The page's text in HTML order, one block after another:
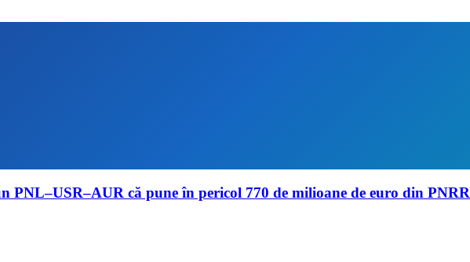
PNL–USR–AUR că pune în pericol 770 de milioane de euro din PNRR